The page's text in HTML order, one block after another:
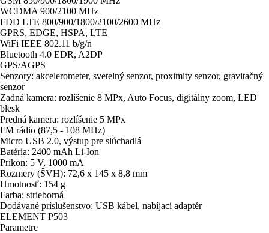
WCDMA 900/2100 MHz
FDD LTE 800/900/1800/2100/2600 MHz
GPRS, EDGE, HSPA, LTE
WiFi IEEE 802.11 b/g/n
Bluetooth 4.0 EDR, A2DP
GPS/AGPS
Senzory: akcelerometer, svetelný senzor, proximity senzor, gravitačný
senzor
Zadná kamera: rozlíšenie 8 MPx, Auto Focus, digitálny zoom, LED
blesk
Predná kamera: rozlíšenie 5 MPx
FM rádio (87,5 - 108 MHz)
Micro USB 2.0, výstup pre slúchadlá
Batéria: 2400 mAh Li-Ion
Príkon: 5 V, 1000 mA
Rozmery (ŠVH): 72,6 x 145 x 8,8 mm
Hmotnosť: 154 g
Farba: strieborná
Dodávané príslušenstvo: USB kábel, nabíjací adaptér
ELEMENT P503
Parametre